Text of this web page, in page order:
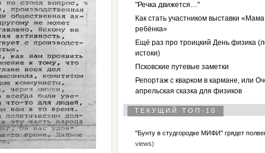
"Речка движется…"
Как стать участником выставки
ребёнка»
Ещё раз про троицкий День физика
истоки)
Псковские путевые заметки
Репортаж с кварком в кармане, или
апрельская сказка для физиков
ТЕКУЩИЙ ТОП-10
"Бунту в студгородке МИФИ" грядет
views)